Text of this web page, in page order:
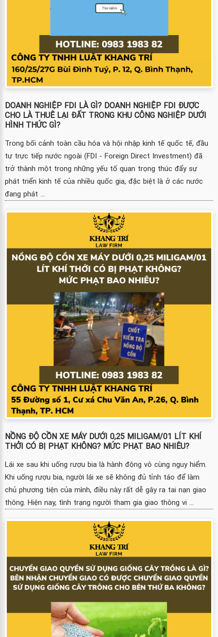
DOANH NGHIỆP FDI LÀ GÌ? DOANH NGHIỆP FDI ĐƯỢC
CHO LÀ THUÊ LẠI ĐẤT TRONG KHU CÔNG NGHIỆP DƯỚI
HÌNH THỨC GÌ?
Trong bối cảnh toàn cầu hóa và hội nhập kinh tế quốc tế, đầu
tư trực tiếp nước ngoài (FDI - Foreign Direct Investment) đã
trở thành một trong những yếu tố quan trọng thúc đẩy sự
phát triển kinh tế của nhiều quốc gia, đặc biệt là ở các nước
đang phát ...
NỒNG ĐỘ CỒN XE MÁY DƯỚI 0,25 MILIGAM/01 LÍT KHÍ
THỞI CÓ BỊ PHẠT KHÔNG? MỨC PHẠT BAO NHIÊU?
Lái xe sau khi uống rượu bia là hành động vô cùng nguy hiểm.
Khi uống rượu bia, người lái xe sẽ không đủ tỉnh táo để làm
chủ phương tiện của mình, điều này rất dễ gây ra tai nạn giao
thông. Hiện nay, tình trạng người tham gia giao thông vi ...